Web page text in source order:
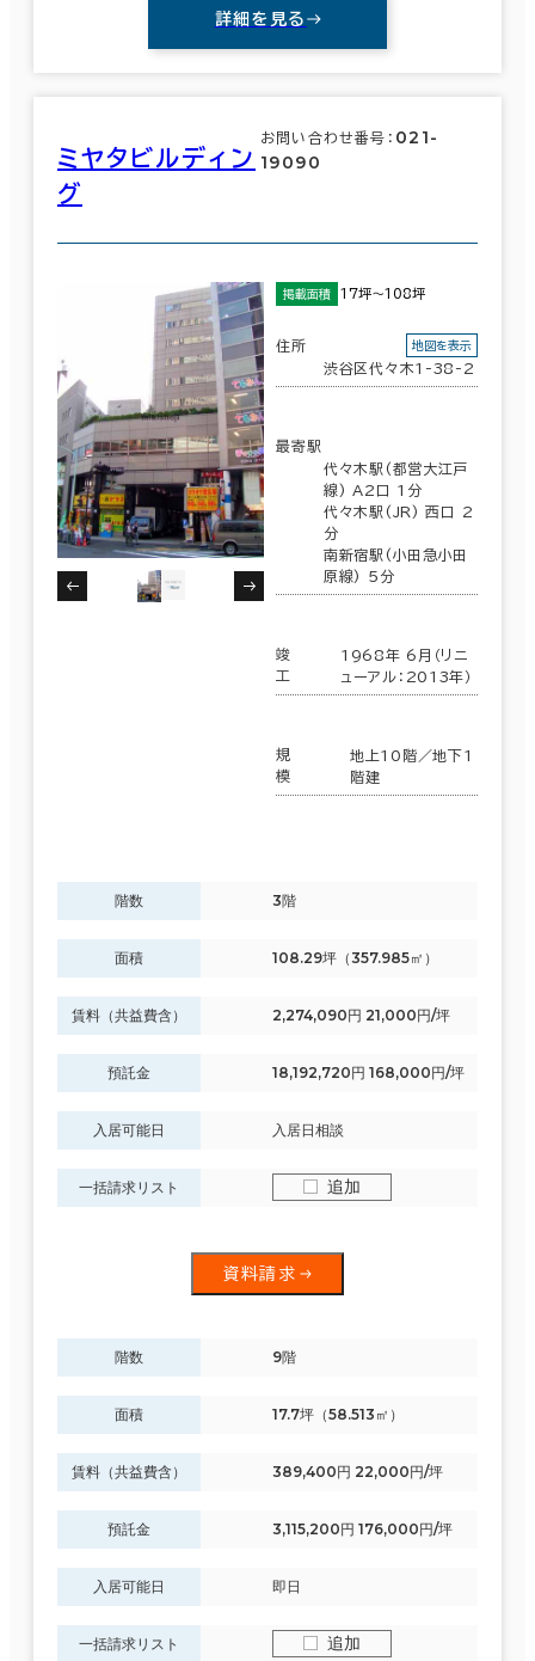
詳細を見る
ミヤタビルディン
グ
お問い合わせ番号： 021-
19090
掲載面積 17坪～108坪
住所
渋谷区代々木1-38-2
地図を表示
最寄駅
代々木駅(都営大江戸
線) A2口 1分
代々木駅(JR) 西口 2
分
南新宿駅(小田急小田
原線) 5分
竣
工
1968年 6月（リニ
ューアル：2013年）
規
模
地上10階／地下1
階建
階数 3階
面積 108.29坪（357.985㎡）
賃料（共益費含） 2,274,090円 21,000円/坪
預託金 18,192,720円 168,000円/坪
入居可能日 入居日相談
一括請求リスト 追加
資料請求
階数 9階
面積 17.7坪（58.513㎡）
賃料（共益費含） 389,400円 22,000円/坪
預託金 3,115,200円 176,000円/坪
入居可能日 即日
一括請求リスト 追加
中央区
港区
渋谷区
(302)
大田区
世田谷区
板橋区
練馬区
足立区
葛飾区
条件で絞り込む
現在の条件
～
賃料選択（共益費含）
坪単価 月総額
入居可能時期
即入居可能
3か月以内
６か月以内